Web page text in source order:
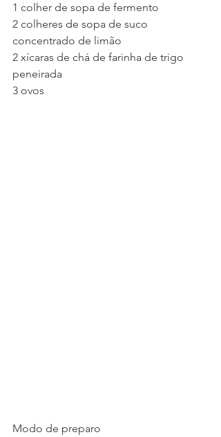
1 colher de sopa de fermento
2 colheres de sopa de suco
concentrado de limão
2 xícaras de chá de farinha de trigo
peneirada
3 ovos
Modo de preparo